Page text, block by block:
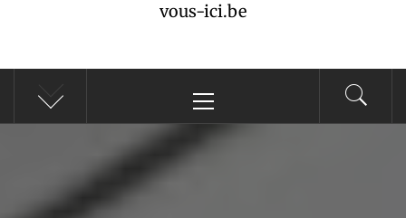
vous-ici.be
principal